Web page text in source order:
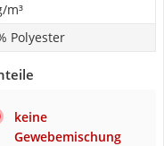
m³
Polyester
keine
Gewebemischung